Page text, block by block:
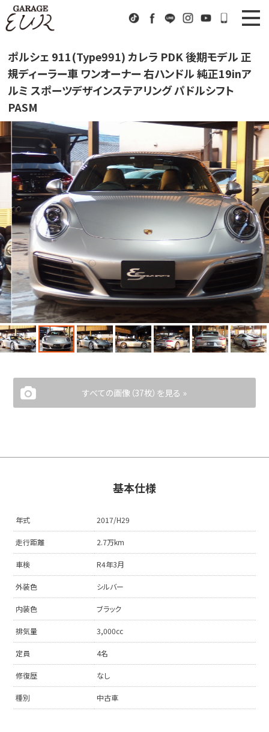
TikTokFacebook
LINE InstagramYoutube072-
News
ニュース
Stock List
在庫車情報
EURスポーツ
Factory
工場紹介
Company
会社概要
Access
アクセス
Contact us
お問い合わせ
ポルシェ 911(Type991) カレラ PDK 後期モデル 正
規ディーラー車 ワンオーナー 右ハンドル 純正19inア
ルミ スポーツデザインステアリング パドルシフト
PASM
すべての画像（37枚）を見る »
基本仕様
年式 2017/H29
走行距離 2.7万km
車検 R4年3月
外装色 シルバー
内装色 ブラック
排気量 3,000cc
定員 4名
修復歴 なし
種別 中古車